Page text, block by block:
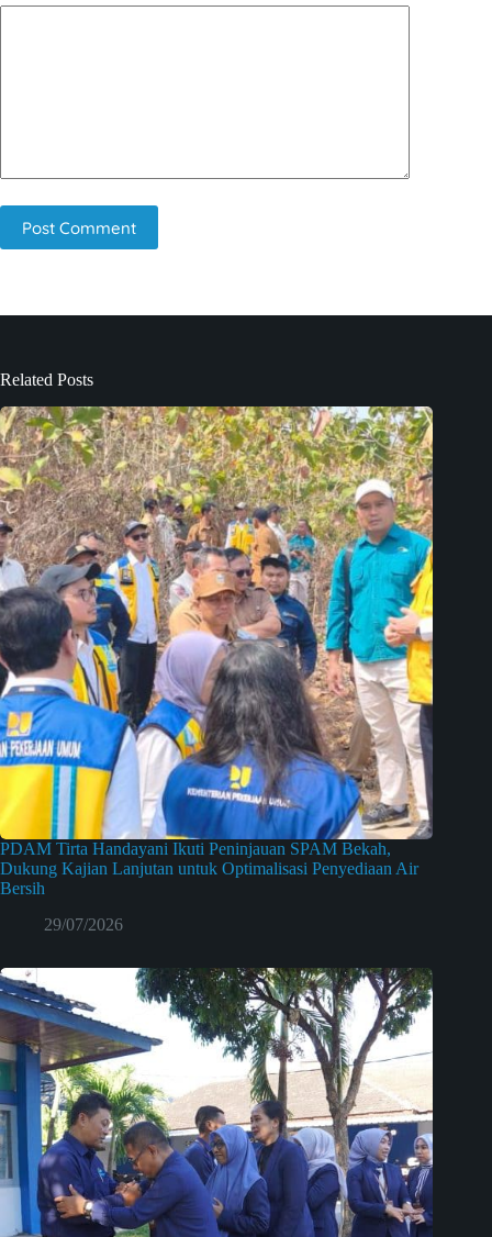
Post Comment
Related Posts
PDAM Tirta Handayani Ikuti Peninjauan SPAM Bekah,
Dukung Kajian Lanjutan untuk Optimalisasi Penyediaan Air
Bersih
29/07/2026